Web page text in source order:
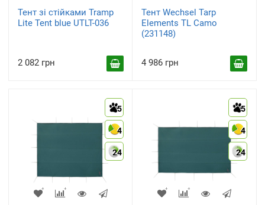
Тент зі стійками Tramp
Lite Tent blue UTLT-036
2 082 грн
Тент Wechsel Tarp
Elements TL Camo
(231148)
4 986 грн
5
4
24
5
4
24